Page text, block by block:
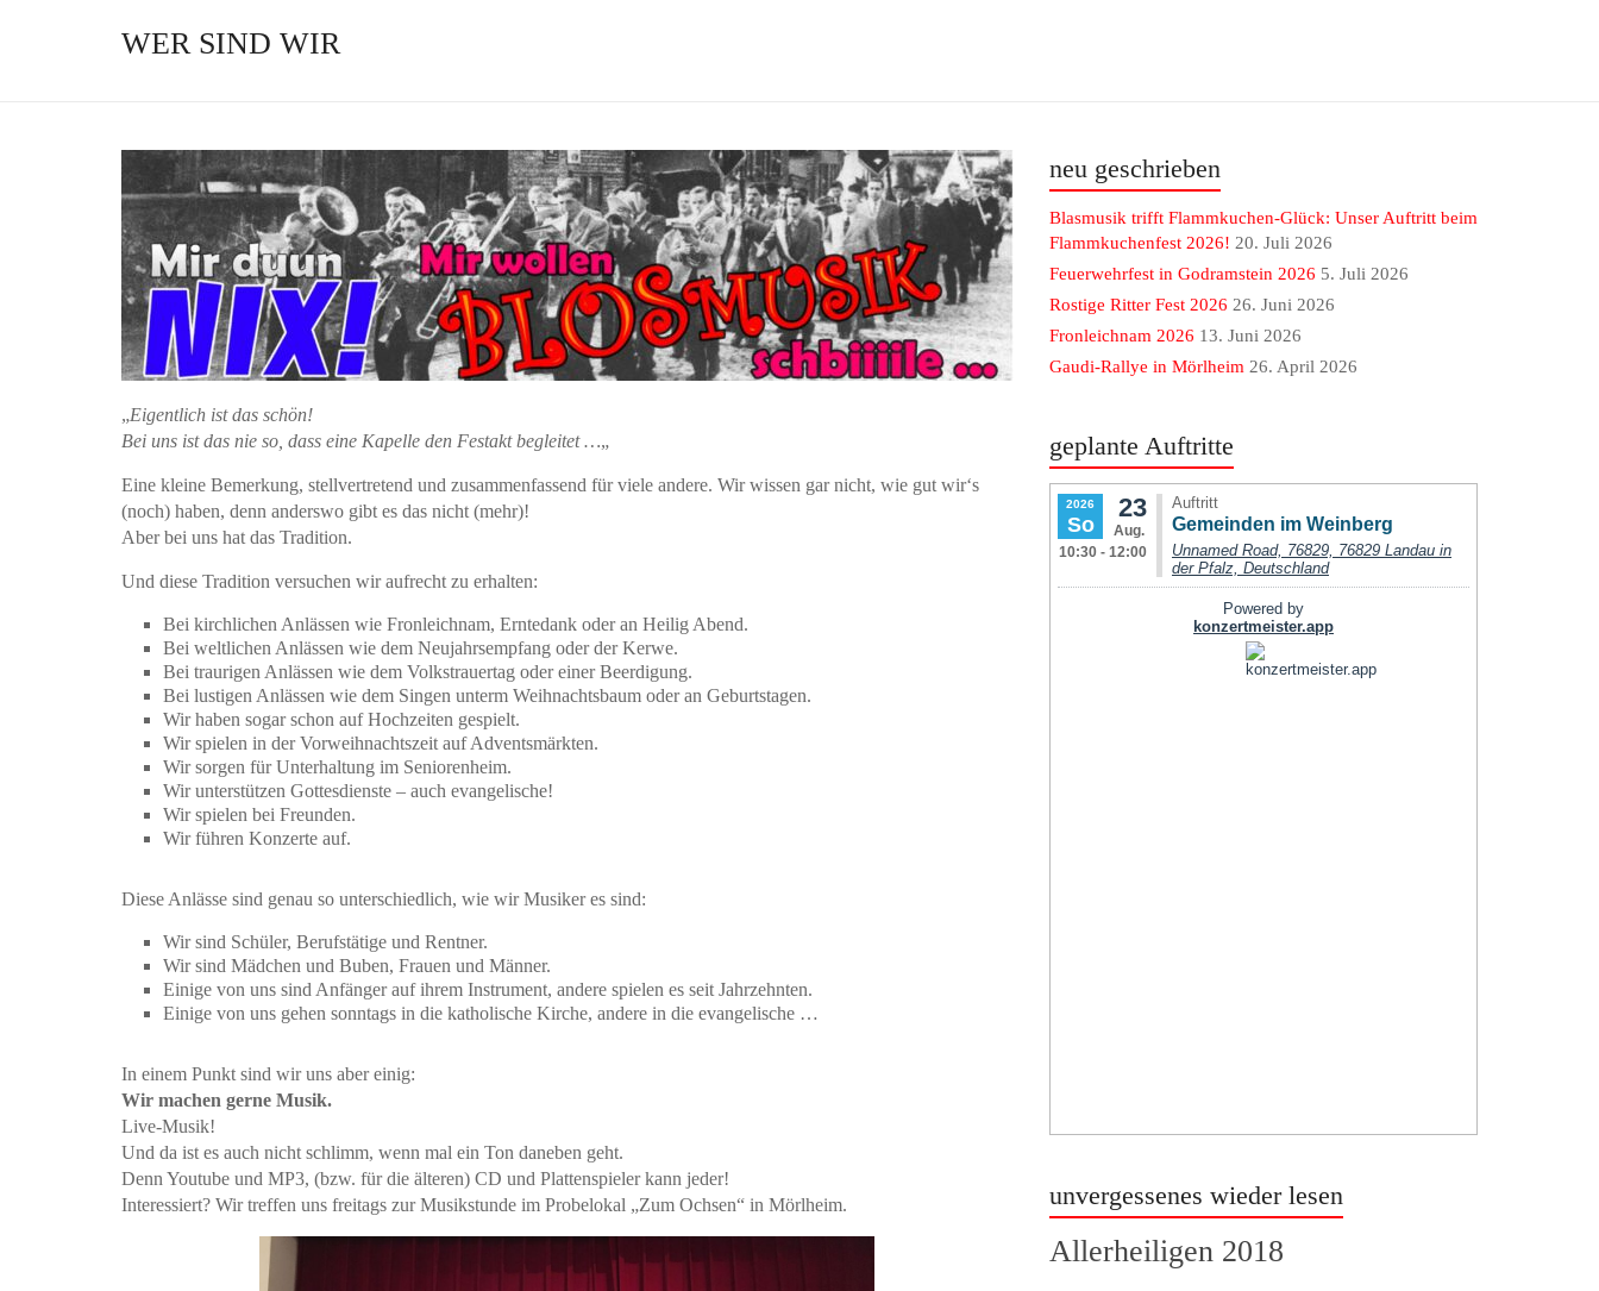
WER SIND WIR
„Eigentlich ist das schön!
Bei uns ist das nie so, dass eine Kapelle den Festakt begleitet …„
Eine kleine Bemerkung, stellvertretend und zusammenfassend für viele andere. Wir wissen gar nicht, wie gut wir‘s
(noch) haben, denn anderswo gibt es das nicht (mehr)!
Aber bei uns hat das Tradition.
Und diese Tradition versuchen wir aufrecht zu erhalten:
Bei kirchlichen Anlässen wie Fronleichnam, Erntedank oder an Heilig Abend.
Bei weltlichen Anlässen wie dem Neujahrsempfang oder der Kerwe.
Bei traurigen Anlässen wie dem Volkstrauertag oder einer Beerdigung.
Bei lustigen Anlässen wie dem Singen unterm Weihnachtsbaum oder an Geburtstagen.
Wir haben sogar schon auf Hochzeiten gespielt.
Wir spielen in der Vorweihnachtszeit auf Adventsmärkten.
Wir sorgen für Unterhaltung im Seniorenheim.
Wir unterstützen Gottesdienste – auch evangelische!
Wir spielen bei Freunden.
Wir führen Konzerte auf.
Diese Anlässe sind genau so unterschiedlich, wie wir Musiker es sind:
Wir sind Schüler, Berufstätige und Rentner.
Wir sind Mädchen und Buben, Frauen und Männer.
Einige von uns sind Anfänger auf ihrem Instrument, andere spielen es seit Jahrzehnten.
Einige von uns gehen sonntags in die katholische Kirche, andere in die evangelische …
In einem Punkt sind wir uns aber einig:
Wir machen gerne Musik.
Live-Musik!
Und da ist es auch nicht schlimm, wenn mal ein Ton daneben geht.
Denn Youtube und MP3, (bzw. für die älteren) CD und Plattenspieler kann jeder!
Interessiert? Wir treffen uns freitags zur Musikstunde im Probelokal „Zum Ochsen“ in Mörlheim.
neu geschrieben
Blasmusik trifft Flammkuchen-Glück: Unser Auftritt beim
Flammkuchenfest 2026! 20. Juli 2026
Feuerwehrfest in Godramstein 2026 5. Juli 2026
Rostige Ritter Fest 2026 26. Juni 2026
Fronleichnam 2026 13. Juni 2026
Gaudi-Rallye in Mörlheim 26. April 2026
geplante Auftritte
unvergessenes wieder lesen
Allerheiligen 2018